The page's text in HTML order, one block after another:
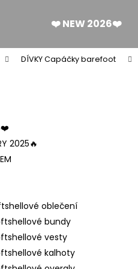
❤️ NEW 2026❤️
DÍVKY Capáčky barefoot
2025🔥
oblečení
bundy
vesty
kalhoty
SILK BLACK